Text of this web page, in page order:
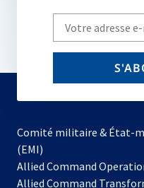
Write
your
email
Comité militaire & État-
(EMI)
Allied Command
Allied Command